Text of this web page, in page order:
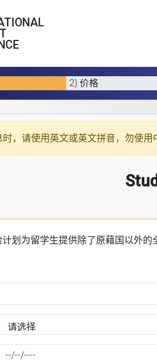
2) 价格
，请使用 英文或英文拼音，勿使用
划 为留学生提供除了原藉国以外的